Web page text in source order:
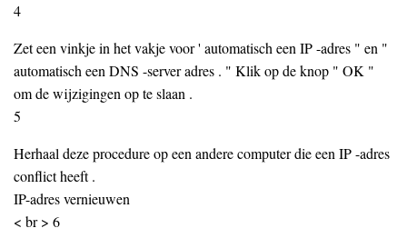
4
Zet een vinkje in het vakje voor ' automatisch een IP -adres " en "
automatisch een DNS -server adres . " Klik op de knop " OK "
om de wijzigingen op te slaan .
5
Herhaal deze procedure op een andere computer die een IP -adres
conflict heeft .
IP-adres vernieuwen
< br > 6